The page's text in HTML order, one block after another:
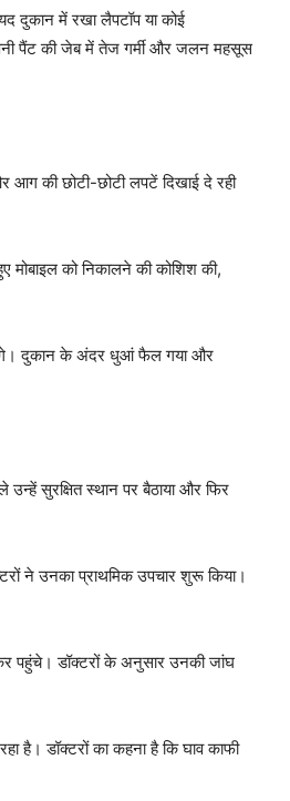
दुकान में रखा लैपटॉप या कोई
पैंट की जेब में तेज गर्मी और जलन महसूस
की छोटी-छोटी लपटें दिखाई दे रही
मोबाइल को निकालने की कोशिश की,
दुकान के अंदर धुआं फैल गया और
सुरक्षित स्थान पर बैठाया और फिर
ने उनका प्राथमिक उपचार शुरू किया।
पहुंचे। डॉक्टरों के अनुसार उनकी जांघ
है। डॉक्टरों का कहना है कि घाव काफी